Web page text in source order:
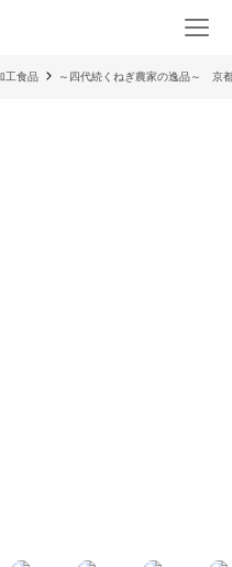
工食品 ～四代続くねぎ農家の逸品～ 京